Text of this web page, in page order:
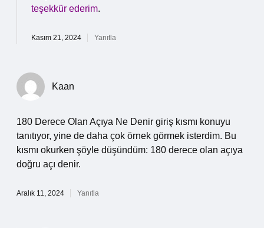
teşekkür ederim.
Kasım 21, 2024 Yanıtla
Kaan
180 Derece Olan Açıya Ne Denir giriş kısmı konuyu
tanıtıyor, yine de daha çok örnek görmek isterdim. Bu
kısmı okurken şöyle düşündüm: 180 derece olan açıya
doğru açı denir.
Aralık 11, 2024 Yanıtla